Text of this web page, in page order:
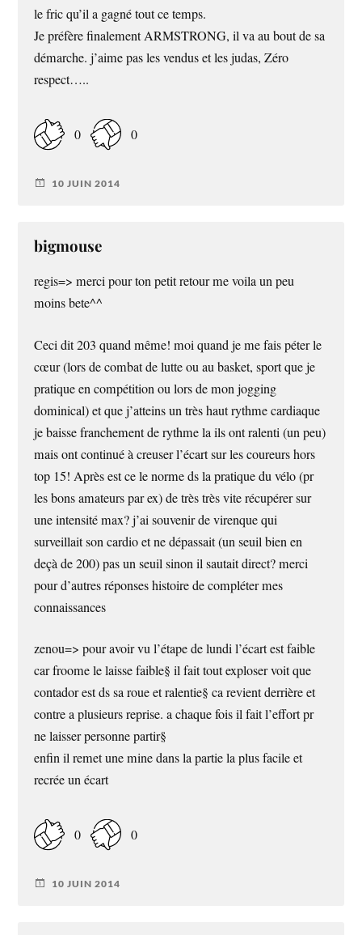
le fric qu’il a gagné tout ce temps.
Je préfère finalement ARMSTRONG, il va au bout de sa
démarche. j’aime pas les vendus et les judas, Zéro
respect…..
0 0
10 JUIN 2014
bigmouse
regis=> merci pour ton petit retour me voila un peu
moins bete^^
Ceci dit 203 quand même! moi quand je me fais péter le
cœur (lors de combat de lutte ou au basket, sport que je
pratique en compétition ou lors de mon jogging
dominical) et que j’atteins un très haut rythme cardiaque
je baisse franchement de rythme la ils ont ralenti (un peu)
mais ont continué à creuser l’écart sur les coureurs hors
top 15! Après est ce le norme ds la pratique du vélo (pr
les bons amateurs par ex) de très très vite récupérer sur
une intensité max? j’ai souvenir de virenque qui
surveillait son cardio et ne dépassait (un seuil bien en
deçà de 200) pas un seuil sinon il sautait direct? merci
pour d’autres réponses histoire de compléter mes
connaissances
zenou=> pour avoir vu l’étape de lundi l’écart est faible
car froome le laisse faible§ il fait tout exploser voit que
contador est ds sa roue et ralentie§ ca revient derrière et
contre a plusieurs reprise. a chaque fois il fait l’effort pr
ne laisser personne partir§
enfin il remet une mine dans la partie la plus facile et
recrée un écart
0 0
10 JUIN 2014